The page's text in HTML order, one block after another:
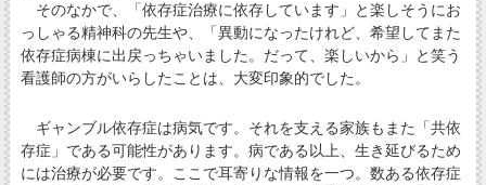
そのなかで、「依存症治療に依存しています」と楽しそうにお
っしゃる精神科の先生や、「異動になったけれど、希望してまた
依存症病棟に出戻っちゃいました。だって、楽しいから」と笑う
看護師の方がいらしたことは、大変印象的でした。
ギャンブル依存症は病気です。それを支える家族もまた「共依
存症」である可能性があります。病である以上、生き延びるため
には治療が必要です。ここで耳寄りな情報を一つ。数ある依存症